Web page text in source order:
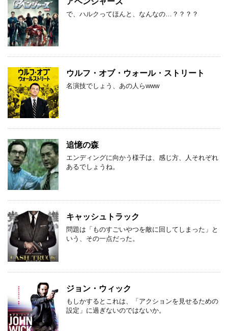
で、ハルクってほんと、なんなの…？？？？
ウルフ・オブ・ウォール・ストリート
名演技でしょう、あの人らwww
追憶の森
エンディングに向かう様子は、感じ方、人それぞれ
あるでしょうね。
キャッシュトラック
問題は「ものすごいやつを敵に回してしまった」と
いう、その一点だった。
ジョン・ウィック
もしかするとこれは、「アクションを見せるための
設定」に過ぎないのではないか。